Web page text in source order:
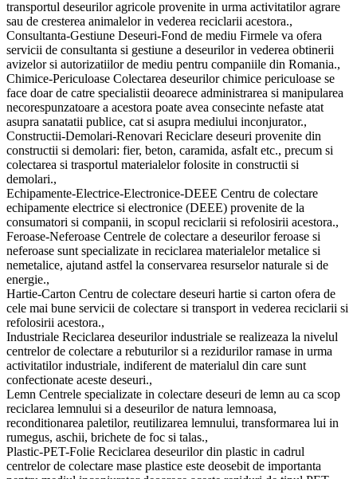
transportul deseurilor agricole provenite in urma activitatilor agrare
sau de cresterea animalelor in vederea reciclarii acestora.,
Consultanta-Gestiune Deseuri-Fond de mediu Firmele va ofera
servicii de consultanta si gestiune a deseurilor in vederea obtinerii
avizelor si autorizatiilor de mediu pentru companiile din Romania.,
Chimice-Periculoase Colectarea deseurilor chimice periculoase se
face doar de catre specialistii deoarece administrarea si manipularea
necorespunzatoare a acestora poate avea consecinte nefaste atat
asupra sanatatii publice, cat si asupra mediului inconjurator.,
Constructii-Demolari-Renovari Reciclare deseuri provenite din
constructii si demolari: fier, beton, caramida, asfalt etc., precum si
colectarea si trasportul materialelor folosite in constructii si
demolari.,
Echipamente-Electrice-Electronice-DEEE Centru de colectare
echipamente electrice si electronice (DEEE) provenite de la
consumatori si companii, in scopul reciclarii si refolosirii acestora.,
Feroase-Neferoase Centrele de colectare a deseurilor feroase si
neferoase sunt specializate in reciclarea materialelor metalice si
nemetalice, ajutand astfel la conservarea resurselor naturale si de
energie.,
Hartie-Carton Centru de colectare deseuri hartie si carton ofera de
cele mai bune servicii de colectare si transport in vederea reciclarii si
refolosirii acestora.,
Industriale Reciclarea deseurilor industriale se realizeaza la nivelul
centrelor de colectare a rebuturilor si a rezidurilor ramase in urma
activitatilor industriale, indiferent de materialul din care sunt
confectionate aceste deseuri.,
Lemn Centrele specializate in colectare deseuri de lemn au ca scop
reciclarea lemnului si a deseurilor de natura lemnoasa,
reconditionarea paletilor, reutilizarea lemnului, transformarea lui in
rumegus, aschii, brichete de foc si talas.,
Plastic-PET-Folie Reciclarea deseurilor din plastic in cadrul
centrelor de colectare mase plastice este deosebit de importanta